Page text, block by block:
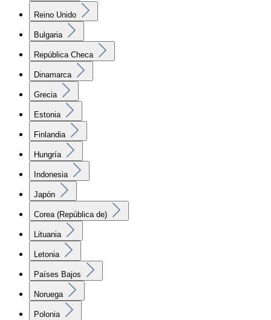
Reino Unido
Bulgaria
República Checa
Dinamarca
Grecia
Estonia
Finlandia
Hungría
Indonesia
Japón
Corea (República de)
Lituania
Letonia
Países Bajos
Noruega
Polonia